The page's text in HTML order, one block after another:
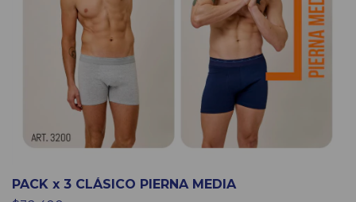
PACK x 3 CLÁSICO PIERNA MEDIA